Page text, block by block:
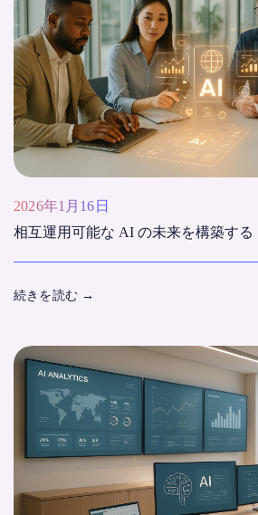
2026年1月16日
相互運用可能な AI の未来を構築する
続きを読む →